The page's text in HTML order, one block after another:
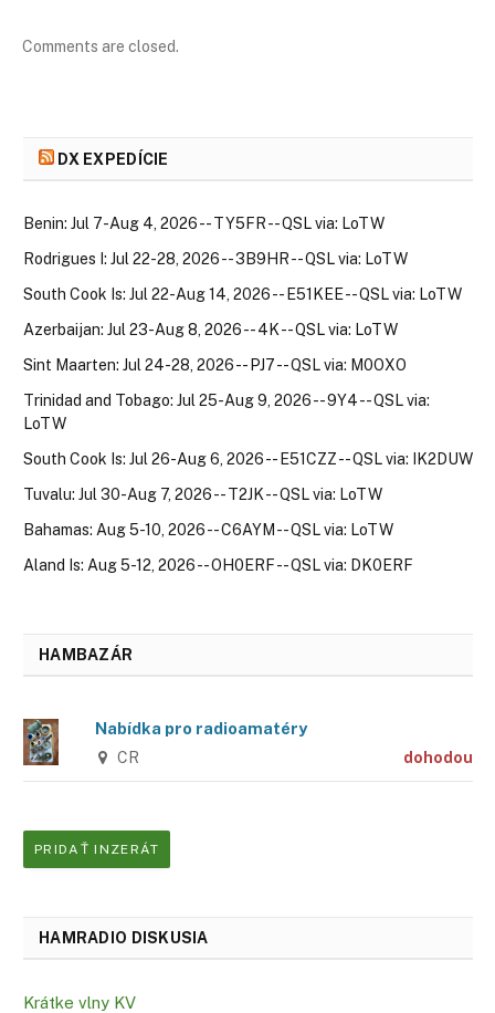
Comments are closed.
DX EXPEDÍCIE
Benin: Jul 7-Aug 4, 2026 -- TY5FR -- QSL via: LoTW
Rodrigues I: Jul 22-28, 2026 -- 3B9HR -- QSL via: LoTW
South Cook Is: Jul 22-Aug 14, 2026 -- E51KEE -- QSL via: LoTW
Azerbaijan: Jul 23-Aug 8, 2026 -- 4K -- QSL via: LoTW
Sint Maarten: Jul 24-28, 2026 -- PJ7 -- QSL via: M0OXO
Trinidad and Tobago: Jul 25-Aug 9, 2026 -- 9Y4 -- QSL via:
LoTW
South Cook Is: Jul 26-Aug 6, 2026 -- E51CZZ -- QSL via: IK2DUW
Tuvalu: Jul 30-Aug 7, 2026 -- T2JK -- QSL via: LoTW
Bahamas: Aug 5-10, 2026 -- C6AYM -- QSL via: LoTW
Aland Is: Aug 5-12, 2026 -- OH0ERF -- QSL via: DK0ERF
HAMBAZÁR
Nabídka pro radioamatéry
CR dohodou
PRIDAŤ INZERÁT
HAMRADIO DISKUSIA
Krátke vlny KV